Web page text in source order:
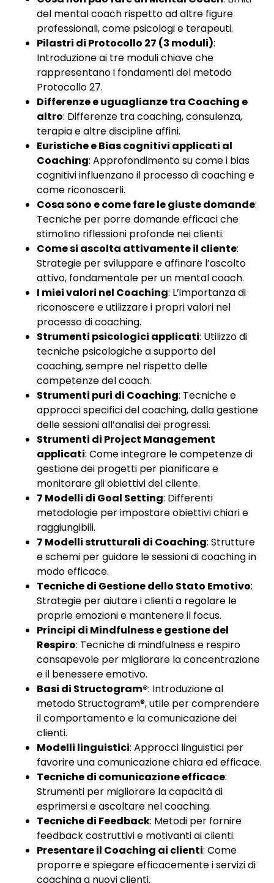
del mental coach rispetto ad altre figure
professionali, come psicologi e terapeuti.
Pilastri di Protocollo 27 (3 moduli):
Introduzione ai tre moduli chiave che
rappresentano i fondamenti del metodo
Protocollo 27.
Differenze e uguaglianze tra Coaching e
altro: Differenze tra coaching, consulenza,
terapia e altre discipline affini.
Euristiche e Bias cognitivi applicati al
Coaching: Approfondimento su come i bias
cognitivi influenzano il processo di coaching e
come riconoscerli.
Cosa sono e come fare le giuste domande:
Tecniche per porre domande efficaci che
stimolino riflessioni profonde nei clienti.
Come si ascolta attivamente il cliente:
Strategie per sviluppare e affinare l’ascolto
attivo, fondamentale per un mental coach.
I miei valori nel Coaching: L’importanza di
riconoscere e utilizzare i propri valori nel
processo di coaching.
Strumenti psicologici applicati: Utilizzo di
tecniche psicologiche a supporto del
coaching, sempre nel rispetto delle
competenze del coach.
Strumenti puri di Coaching: Tecniche e
approcci specifici del coaching, dalla gestione
delle sessioni all’analisi dei progressi.
Strumenti di Project Management
applicati: Come integrare le competenze di
gestione dei progetti per pianificare e
monitorare gli obiettivi del cliente.
7 Modelli di Goal Setting: Differenti
metodologie per impostare obiettivi chiari e
raggiungibili.
7 Modelli strutturali di Coaching: Strutture
e schemi per guidare le sessioni di coaching in
modo efficace.
Tecniche di Gestione dello Stato Emotivo:
Strategie per aiutare i clienti a regolare le
proprie emozioni e mantenere il focus.
Principi di Mindfulness e gestione del
Respiro: Tecniche di mindfulness e respiro
consapevole per migliorare la concentrazione
e il benessere emotivo.
Basi di Structogram®: Introduzione al
metodo Structogram®, utile per comprendere
il comportamento e la comunicazione dei
clienti.
Modelli linguistici: Approcci linguistici per
favorire una comunicazione chiara ed efficace.
Tecniche di comunicazione efficace:
Strumenti per migliorare la capacità di
esprimersi e ascoltare nel coaching.
Tecniche di Feedback: Metodi per fornire
feedback costruttivi e motivanti ai clienti.
Presentare il Coaching ai clienti: Come
proporre e spiegare efficacemente i servizi di
coaching a nuovi clienti.